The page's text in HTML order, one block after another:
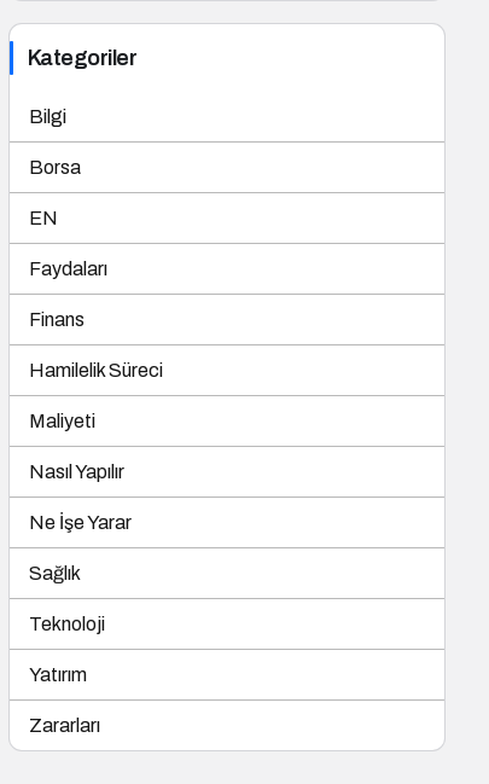
Kategoriler
Bilgi
Borsa
EN
Faydaları
Finans
Hamilelik Süreci
Maliyeti
Nasıl Yapılır
Ne İşe Yarar
Sağlık
Teknoloji
Yatırım
Zararları